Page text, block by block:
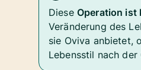
Diese Operation ist
Veränderung des
sie Oviva anbietet,
Lebensstil nach der